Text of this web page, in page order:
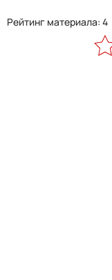
Рейтинг материала: 4